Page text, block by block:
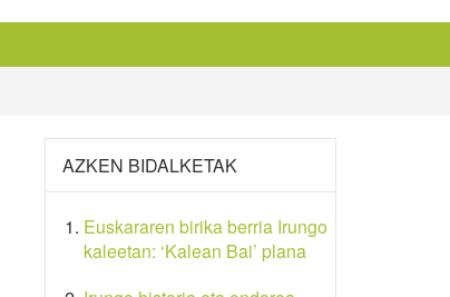
AZKEN BIDALKETAK
Euskararen birika berria Irungo
kaleetan: ‘Kalean Bai’ plana